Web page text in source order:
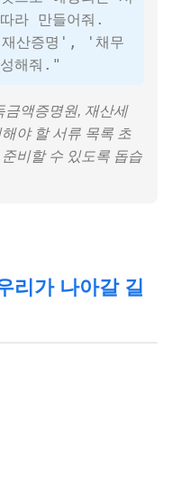
라 만들어줘.
산증명', '채무
해줘."
금액증명원, 재산세
야 할 서류 목록 초
비할 수 있도록 돕습
리가 나아갈 길